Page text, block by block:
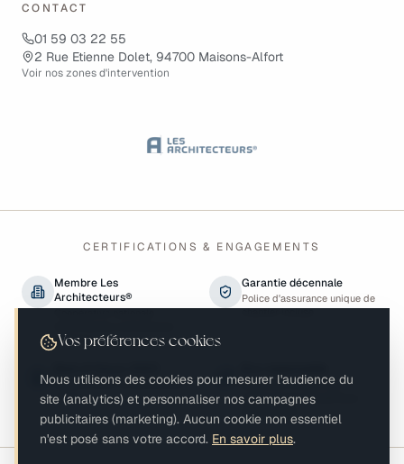
CONTACT
01 59 03 22 55
2 Rue Etienne Dolet, 94700 Maisons-Alfort
Voir nos zones d'intervention
CERTIFICATIONS & ENGAGEMENTS
Membre Les
Architecteurs®
généraux
Garantie décennale
Police d'assurance unique de
chantier incluse
Reconnu pour la satisfaction
client
Matériaux biosourcés,
performance énergétique,
Vos préférences cookies
Nous utilisons des cookies pour mesurer l'audience du
site (analytics) et personnaliser nos campagnes
publicitaires (marketing). Aucun cookie non essentiel
n'est posé sans votre accord. En savoir plus.